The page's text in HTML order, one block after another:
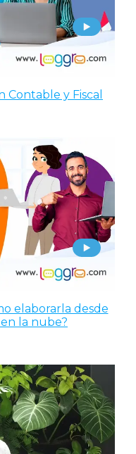
Contable y Fiscal
elaborarla desde
la nube?